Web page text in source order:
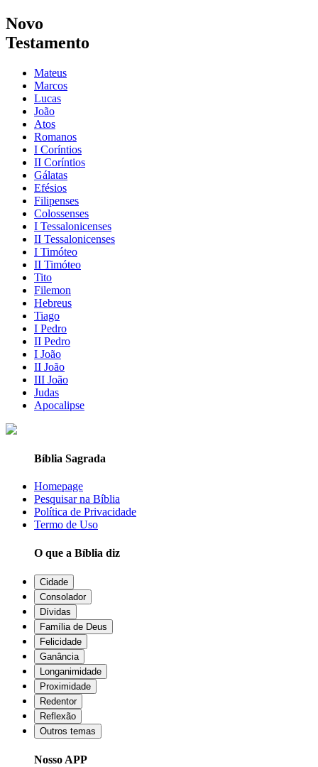
Novo
Testamento
Mateus
Marcos
Lucas
João
Atos
Romanos
I Coríntios
II Coríntios
Gálatas
Efésios
Filipenses
Colossenses
I Tessalonicenses
II Tessalonicenses
I Timóteo
II Timóteo
Tito
Filemon
Hebreus
Tiago
I Pedro
II Pedro
I João
II João
III João
Judas
Apocalipse
Bíblia Sagrada
Homepage
Pesquisar na Bíblia
Política de Privacidade
Termo de Uso
O que a Bíblia diz
Cidade
Consolador
Dívidas
Família de Deus
Felicidade
Ganância
Longanimidade
Proximidade
Redentor
Reflexão
Outros temas
Nosso APP